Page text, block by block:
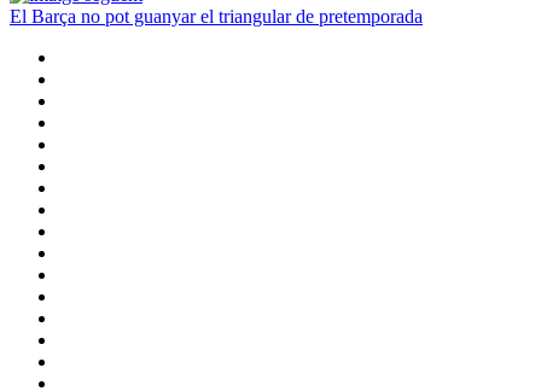
El Barça no pot guanyar el triangular de pretemporada